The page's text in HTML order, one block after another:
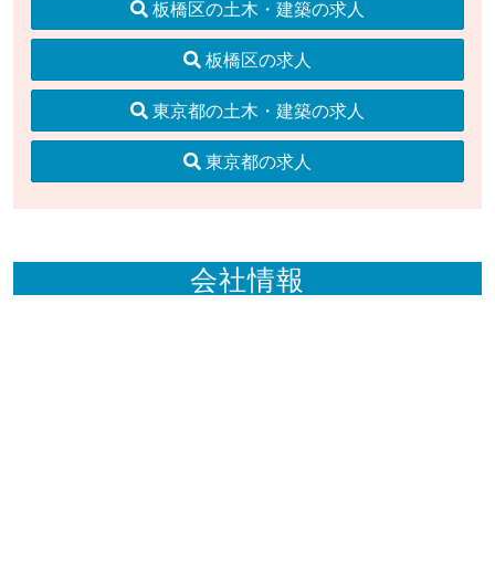
板橋区の土木・建築の求人
板橋区の求人
東京都の土木・建築の求人
東京都の求人
会社情報